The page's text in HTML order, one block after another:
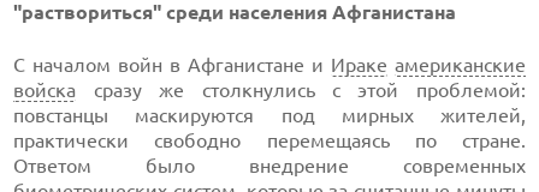
"раствориться" среди населения Афганистана
С началом войн в Афганистане и Ираке американские
войска сразу же столкнулись с этой проблемой:
повстанцы маскируются под мирных жителей,
практически свободно перемещаясь по стране.
Ответом было внедрение современных